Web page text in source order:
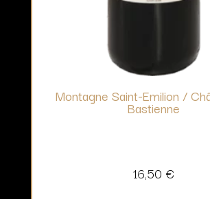
Montagne Saint-Emilion /
Bastienne
16,50 €